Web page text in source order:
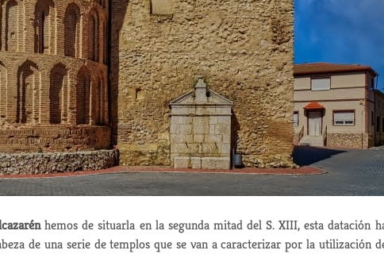
hemos de situarla en la segunda mitad del S. XIII, esta datación
de una serie de templos que se van a caracterizar por la utilización